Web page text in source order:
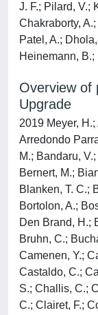
J. F.; Pilard, V.;
Chakraborty,
Patel, A.;
Heinemann, B.;
Overview of
Upgrade
2019 Meyer,
Arredondo
M.; Bandaru,
Bernert, M.;
Blanken, T. C.;
Bortolon, A.;
Den Brand, H.;
Bruhn, C.;
Camenen, Y.;
Castaldo, C.;
S.; Challis, C.;
C.; Clairet, F.;